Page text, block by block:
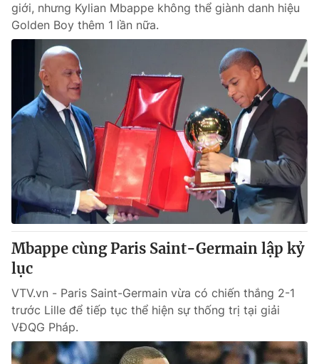
giới, nhưng Kylian Mbappe không thể giành danh hiệu
Golden Boy thêm 1 lần nữa.
Mbappe cùng Paris Saint-Germain lập kỷ
lục
VTV.vn - Paris Saint-Germain vừa có chiến thắng 2-1
trước Lille để tiếp tục thể hiện sự thống trị tại giải
VĐQG Pháp.